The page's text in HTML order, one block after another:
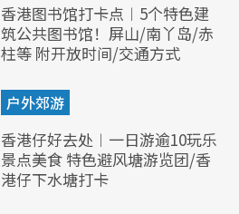
香港图书馆打卡点︱5个特色建
筑公共图书馆！屏山/南丫岛/赤
柱等 附开放时间/交通方式
户外郊游
香港仔好去处︱一日游逾10玩乐
景点美食 特色避风塘游览团/香
港仔下水塘打卡